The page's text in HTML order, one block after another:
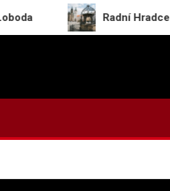
Radní Hradce Králové